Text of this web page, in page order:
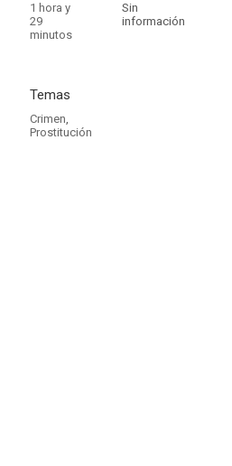
1 hora y
29
minutos
Sin
información
Temas
Crimen,
Prostitución